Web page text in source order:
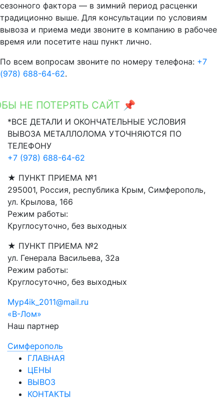
сезонного фактора — в зимний период расценки
традиционно выше. Для консультации по условиям
вывоза и приема меди звоните в компанию в рабочее
время или посетите наш пункт лично.
По всем вопросам звоните по номеру телефона: +7
(978) 688-64-62.
НЕ ПОТЕРЯТЬ САЙТ 📌Ctrl+D
*ВСЕ ДЕТАЛИ И ОКОНЧАТЕЛЬНЫЕ УСЛОВИЯ
ВЫВОЗА МЕТАЛЛОЛОМА УТОЧНЯЮТСЯ ПО
ТЕЛЕФОНУ
+7 (978) 688-64-62
★ ПУНКТ ПРИЕМА №1
295001, Россия, республика Крым, Симферополь,
ул. Крылова, 166
Режим работы:
Круглосуточно, без выходных
★ ПУНКТ ПРИЕМА №2
ул. Генерала Васильева, 32а
Режим работы:
Круглосуточно, без выходных
Myp4ik_2011@mail.ru
«В-Лом»
Наш партнер
Симферополь
ГЛАВНАЯ
ЦЕНЫ
ВЫВОЗ
КОНТАКТЫ